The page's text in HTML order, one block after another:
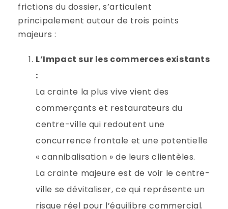
frictions du dossier, s’articulent
principalement autour de trois points
majeurs :
L’Impact sur les commerces existants
:
La crainte la plus vive vient des
commerçants et restaurateurs du
centre-ville qui redoutent une
concurrence frontale et une potentielle
« cannibalisation » de leurs clientèles.
La crainte majeure est de voir le centre-
ville se dévitaliser, ce qui représente un
risque réel pour l’équilibre commercial.